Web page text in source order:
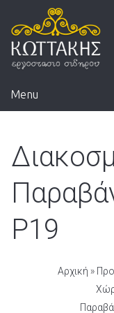
Menu
P19
Αρχική »